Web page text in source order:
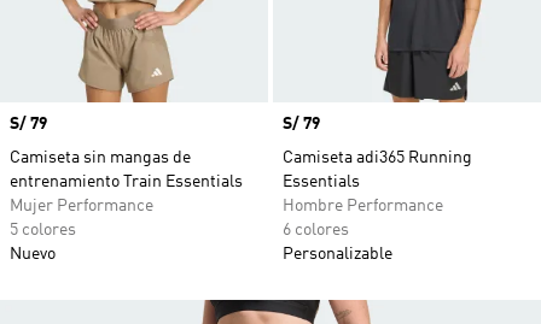
Precio
S/ 79
Camiseta sin mangas de
entrenamiento Train Essentials
Mujer Performance
5 colores
Nuevo
Precio
S/ 79
Camiseta adi365 Running
Essentials
Hombre Performance
6 colores
Personalizable